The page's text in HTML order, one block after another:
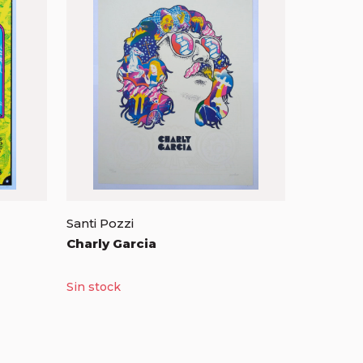
Santi Pozzi
Charly Garcia